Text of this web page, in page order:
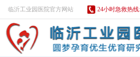
临沂工业园医院官方网站 24小时急救热线: